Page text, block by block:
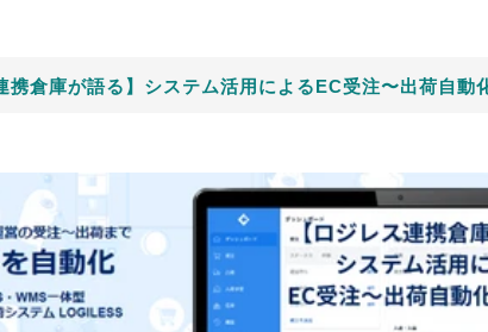
携倉庫が語る】システム活用によるEC受注〜出荷自動